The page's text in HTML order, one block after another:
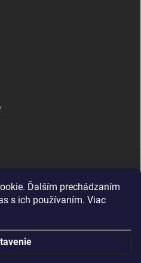
Ďalším prechádzaním
s ich používaním. Viac
o inú značku? Skúste